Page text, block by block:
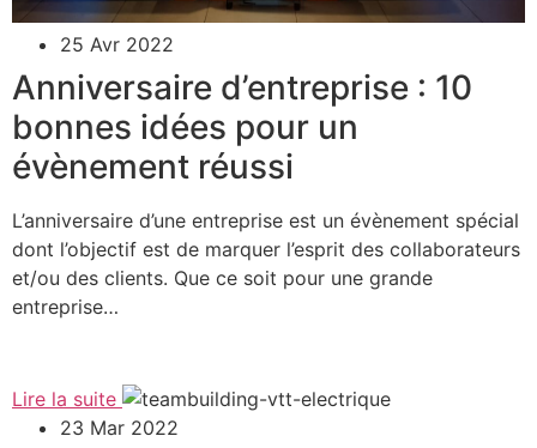
25 Avr 2022
Anniversaire d’entreprise : 10
bonnes idées pour un
évènement réussi
L’anniversaire d’une entreprise est un évènement spécial
dont l’objectif est de marquer l’esprit des collaborateurs
et/ou des clients. Que ce soit pour une grande
entreprise…
Lire la suite
23 Mar 2022